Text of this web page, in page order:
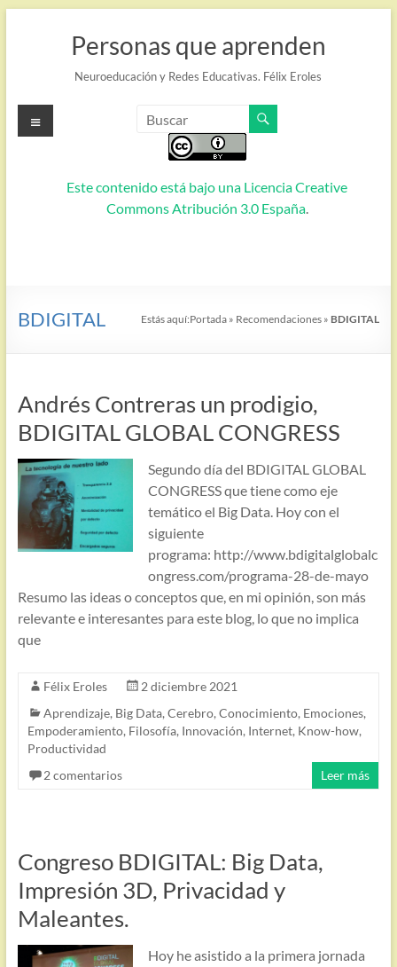
Personas que aprenden
Neuroeducación y Redes Educativas. Félix Eroles
Este contenido está bajo una Licencia Creative
Commons Atribución 3.0 España.
Menú
BDIGITAL Estás aquí:Portada » Recomendaciones » BDIGITAL
Andrés Contreras un prodigio,
BDIGITAL GLOBAL CONGRESS
Segundo día del BDIGITAL GLOBAL
CONGRESS que tiene como eje
temático el Big Data. Hoy con el
siguiente
programa: http://www.bdigitalglobalc
ongress.com/programa-28-de-mayo
Resumo las ideas o conceptos que, en mi opinión, son más
relevante e interesantes para este blog, lo que no implica
que
Félix Eroles
2 diciembre 2021
Aprendizaje, Big Data, Cerebro, Conocimiento, Emociones,
Empoderamiento, Filosofía, Innovación, Internet, Know-how,
Productividad
2 comentarios
Leer más
Congreso BDIGITAL: Big Data,
Impresión 3D, Privacidad y
Maleantes.
Hoy he asistido a la primera jornada